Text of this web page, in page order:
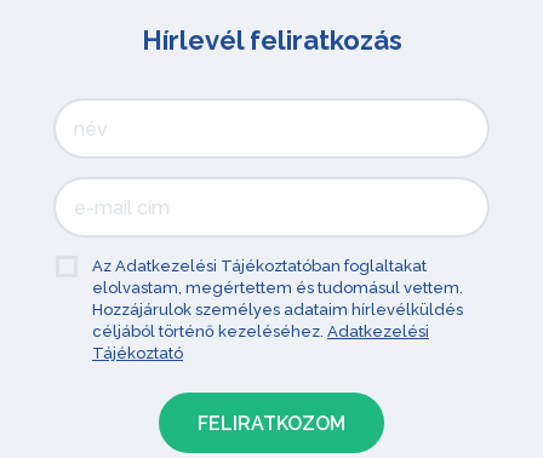
Hírlevél feliratkozás
Az Adatkezelési Tájékoztatóban foglaltakat
elolvastam, megértettem és tudomásul vettem.
Hozzájárulok személyes adataim hírlevélküldés
céljából történő kezeléséhez. Adatkezelési
Tájékoztató